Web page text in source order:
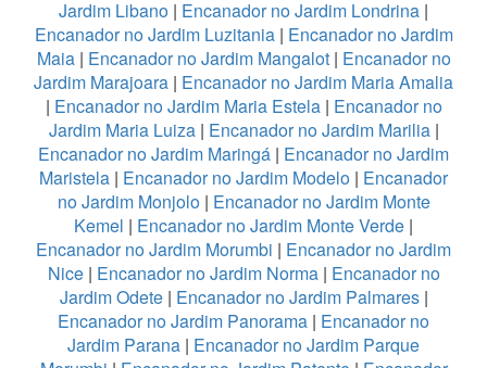
Jardim Libano | Encanador no Jardim Londrina |
Encanador no Jardim Luzitania| Encanador no Jardim
Maia| Encanador no Jardim Mangalot| Encanador no
Jardim Marajoara | Encanador no Jardim Maria Amalia
| Encanador no Jardim Maria Estela| Encanador no
Jardim Maria Luiza| Encanador no Jardim Marilia|
Encanador no Jardim Maringá | Encanador no Jardim
Maristela | Encanador no Jardim Modelo | Encanador
no Jardim Monjolo| Encanador no Jardim Monte
Kemel | Encanador no Jardim Monte Verde |
Encanador no Jardim Morumbi | Encanador no Jardim
Nice| Encanador no Jardim Norma| Encanador no
Jardim Odete| Encanador no Jardim Palmares|
Encanador no Jardim Panorama | Encanador no
Jardim Parana | Encanador no Jardim Parque